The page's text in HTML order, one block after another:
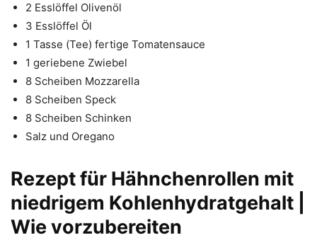
2 Esslöffel Olivenöl
3 Esslöffel Öl
1 Tasse (Tee) fertige Tomatensauce
1 geriebene Zwiebel
8 Scheiben Mozzarella
8 Scheiben Speck
8 Scheiben Schinken
Salz und Oregano
Rezept für Hähnchenrollen mit
niedrigem Kohlenhydratgehalt |
Wie vorzubereiten